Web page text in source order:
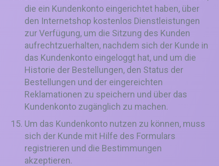
die ein Kundenkonto eingerichtet haben, über
den Internetshop kostenlos Dienstleistungen
zur Verfügung, um die Sitzung des Kunden
aufrechtzuerhalten, nachdem sich der Kunde in
das Kundenkonto eingeloggt hat, und um die
Historie der Bestellungen, den Status der
Bestellungen und der eingereichten
Reklamationen zu speichern und über das
Kundenkonto zugänglich zu machen.
Um das Kundenkonto nutzen zu können, muss
sich der Kunde mit Hilfe des Formulars
registrieren und die Bestimmungen
akzeptieren.